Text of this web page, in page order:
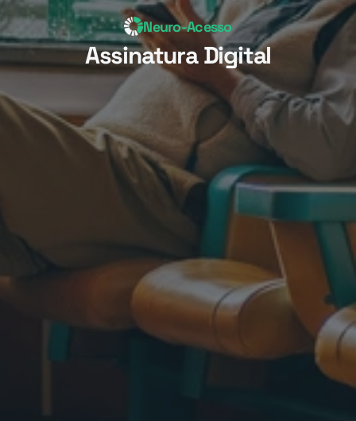
Neuro-Acesso
Assinatura Digital